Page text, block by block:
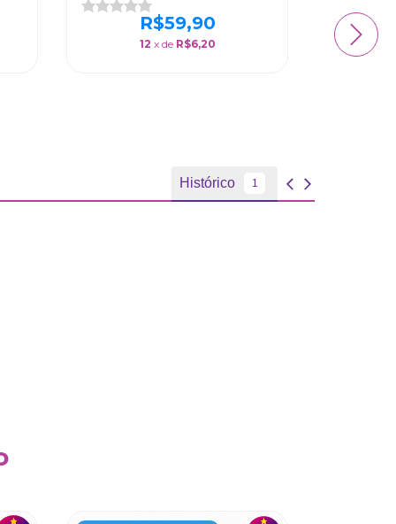
R$59,90
12 x de R$6,20